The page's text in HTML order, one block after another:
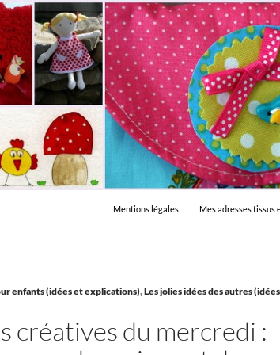
Mentions légales Mes adresses tissus
enfants (idées et explications),Les jolies idées des autres (idées
créatives du mercredi :